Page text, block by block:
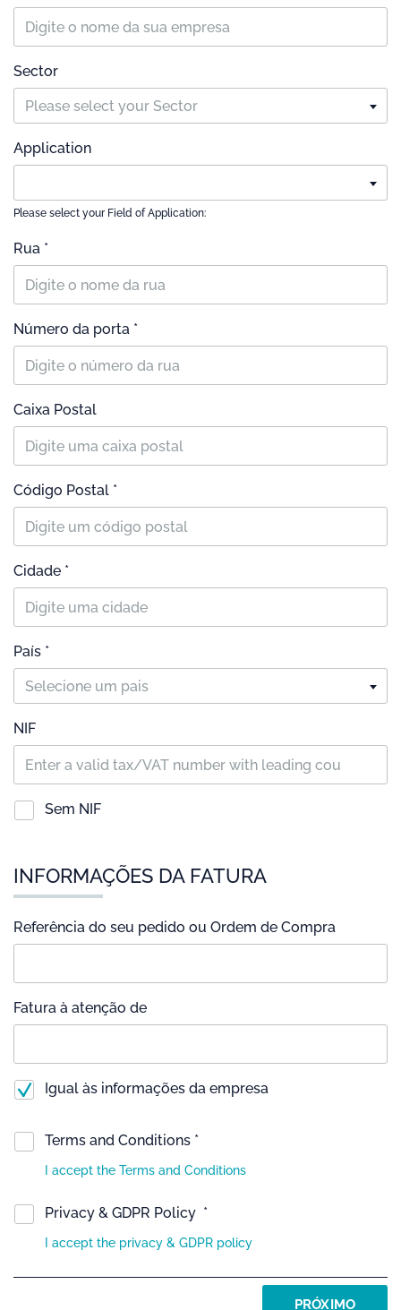
Sector
Please select your Sector
Application
Please select your Field of Application:
Rua *
Número da porta *
Caixa Postal
Código Postal *
Cidade *
País *
Selecione um pais
NIF
Sem NIF
INFORMAÇÕES DA FATURA
Referência do seu pedido ou Ordem de Compra
Fatura à atenção de
Igual às informações da empresa
Terms and Conditions *
I accept the Terms and Conditions
Privacy & GDPR Policy *
I accept the privacy & GDPR policy
PRÓXIMO